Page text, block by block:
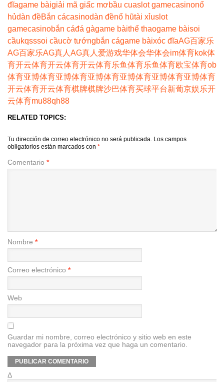
đĩagame bàigiải mã giấc mơbầu cuaslot gamecasinonổ
hủdàn đềBắn cácasinodàn đềnổ hũtài xỉuslot
gamecasinobắn cáđá gàgame bàithể thaogame bàisoi
cầukqsssoi cầucờ tướngbắn cágame bàixóc đĩaAG百家乐
AG百家乐AG真人 AG真人 爱游戏华体会华体会im体育kok体
育开云体育开云体育开云体育乐鱼体育乐鱼体育欧宝体育ob
体育亚博体育亚博体育亚博体育亚博体育亚博体育亚博体育
开云体育开云体育棋牌棋牌沙巴体育买球平台新葡京娱乐开
云体育mu88qh88
RELATED TOPICS:
Tu dirección de correo electrónico no será publicada. Los campos
obligatorios están marcados con *
Comentario *
Nombre *
Correo electrónico *
Web
Guardar mi nombre, correo electrónico y sitio web en este
navegador para la próxima vez que haga un comentario.
Δ